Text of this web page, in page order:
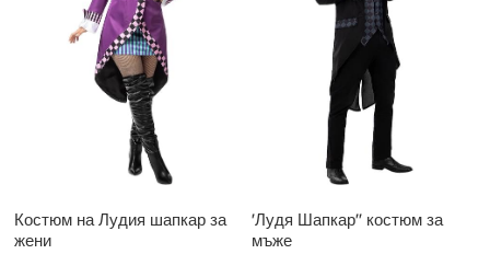
Костюм на Лудия шапкар за
жени
'Лудя Шапкар'' костюм за
мъже